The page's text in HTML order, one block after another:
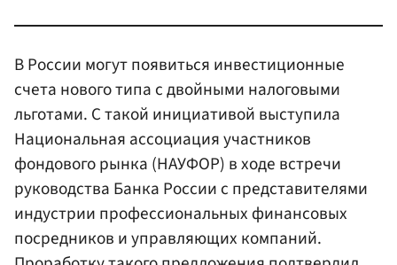
В России могут появиться инвестиционные
счета нового типа с двойными налоговыми
льготами. С такой инициативой выступила
Национальная ассоциация участников
фондового рынка (НАУФОР) в ходе встречи
руководства Банка России с представителями
индустрии профессиональных финансовых
посредников и управляющих компаний.